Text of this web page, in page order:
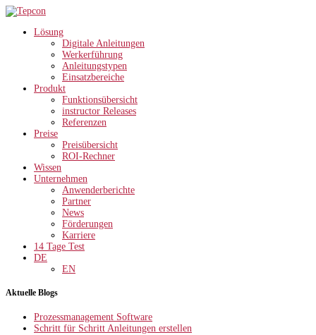
Lösung
Digitale Anleitungen
Werkerführung
Anleitungstypen
Einsatzbereiche
Produkt
Funktionsübersicht
instructor Releases
Referenzen
Preise
Preisübersicht
ROI-Rechner
Wissen
Unternehmen
Anwenderberichte
Partner
News
Förderungen
Karriere
14 Tage Test
DE
EN
Aktuelle Blogs
Prozessmanagement Software
Schritt für Schritt Anleitungen erstellen